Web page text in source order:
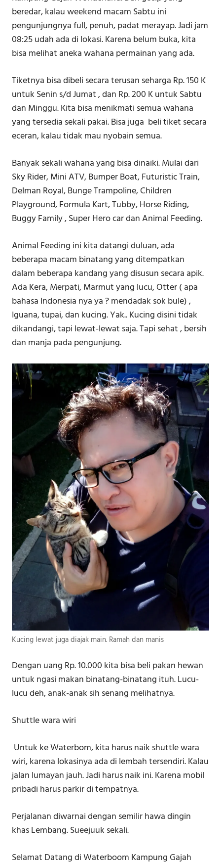
beredar, kalau weekend macam Sabtu ini
pengunjungnya full, penuh, padat merayap. Jadi jam
08:25 udah ada di lokasi. Karena belum buka, kita
bisa melihat aneka wahana permainan yang ada.
Tiketnya bisa dibeli secara terusan seharga Rp. 150 K
untuk Senin s/d Jumat , dan Rp. 200 K untuk Sabtu
dan Minggu. Kita bisa menikmati semua wahana
yang tersedia sekali pakai. Bisa juga beli tiket secara
eceran, kalau tidak mau nyobain semua.
Banyak sekali wahana yang bisa dinaiki. Mulai dari
Sky Rider, Mini ATV, Bumper Boat, Futuristic Train,
Delman Royal, Bunge Trampoline, Children
Playground, Formula Kart, Tubby, Horse Riding,
Buggy Family , Super Hero car dan Animal Feeding.
Animal Feeding ini kita datangi duluan, ada
beberapa macam binatang yang ditempatkan
dalam beberapa kandang yang disusun secara apik.
Ada Kera, Merpati, Marmut yang lucu, Otter ( apa
bahasa Indonesia nya ya ? mendadak sok bule) ,
Iguana, tupai, dan kucing. Yak.. Kucing disini tidak
dikandangi, tapi lewat-lewat saja. Tapi sehat , bersih
dan manja pada pengunjung.
Kucing lewat juga diajak main. Ramah dan manis
Dengan uang Rp. 10.000 kita bisa beli pakan hewan
untuk ngasi makan binatang-binatang ituh. Lucu-
lucu deh, anak-anak sih senang melihatnya.
Shuttle wara wiri
Untuk ke Waterbom, kita harus naik shuttle wara
wiri, karena lokasinya ada di lembah tersendiri. Kalau
jalan lumayan jauh. Jadi harus naik ini. Karena mobil
pribadi harus parkir di tempatnya.
Perjalanan diwarnai dengan semilir hawa dingin
khas Lembang. Sueejuuk sekali.
Selamat Datang di Waterboom Kampung Gajah